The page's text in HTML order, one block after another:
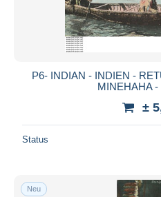
P6- INDIAN - INDIEN -
MINEHAHA
±
Status
Neu